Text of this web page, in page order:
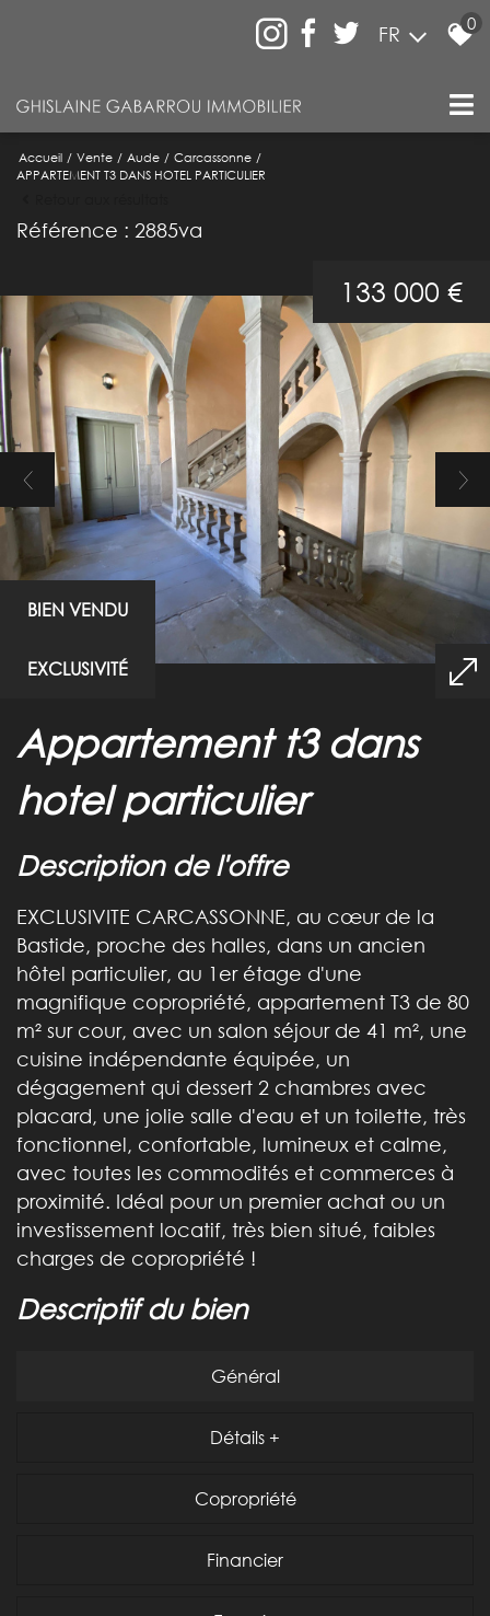
FR 0
Accueil Vente Aude
Carcassonne
APPARTEMENT T3 DANS HOTEL PARTICULIER
Référence : 2885va
BIEN VENDU
EXCLUSIVITÉ
133 000 €
appartement t3 dans
hotel particulier
description de l'offre
EXCLUSIVITE CARCASSONNE, au cœur de la
Bastide, proche des halles, dans un ancien
hôtel particulier, au 1er étage d'une
magnifique copropriété, appartement T3 de 80
m² sur cour, avec un salon séjour de 41 m², une
cuisine indépendante équipée, un
dégagement qui dessert 2 chambres avec
placard, une jolie salle d'eau et un toilette, très
fonctionnel, confortable, lumineux et calme,
avec toutes les commodités et commerces à
proximité. Idéal pour un premier achat ou un
investissement locatif, très bien situé, faibles
charges de copropriété !
descriptif du bien
Général
Détails +
Copropriété
Financier